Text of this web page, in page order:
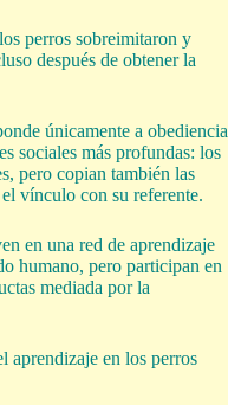
perros sobreimitaron y
después de obtener la
únicamente a obediencia
sociales más profundas: los
pero copian también las
vínculo con su referente.
en una red de aprendizaje
humano, pero participan en
mediada por la
aprendizaje en los perros